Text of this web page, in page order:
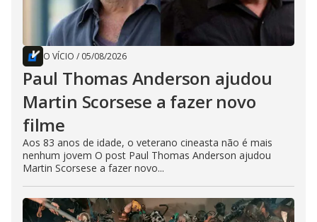
O VÍCIO / 05/08/2026
Paul Thomas Anderson ajudou
Martin Scorsese a fazer novo
filme
Aos 83 anos de idade, o veterano cineasta não é mais
nenhum jovem O post Paul Thomas Anderson ajudou
Martin Scorsese a fazer novo...